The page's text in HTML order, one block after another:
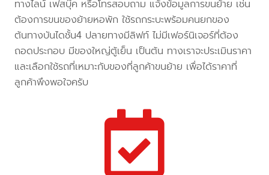
ทางไลน์ เฟสบุ๊ค หรือโทรสอบถาม แจ้งข้อมูลการขนย้าย เช่น
ต้องการขนของย้ายหอพัก ใช้รถกระบะพร้อมคนยกของ
ต้นทางบันไดชั้น4 ปลายทางมีลิฟท์ ไม่มีเฟอร์นิเจอร์ที่ต้อง
ถอดประกอบ มีของใหญ่ตู้เย็น เป็นต้น ทางเราจะประเมินราคา
และเลือกใช้รถที่เหมาะกับของที่ลูกค้าขนย้าย เพื่อได้ราคาที่
ลูกค้าพึงพอใจครับ